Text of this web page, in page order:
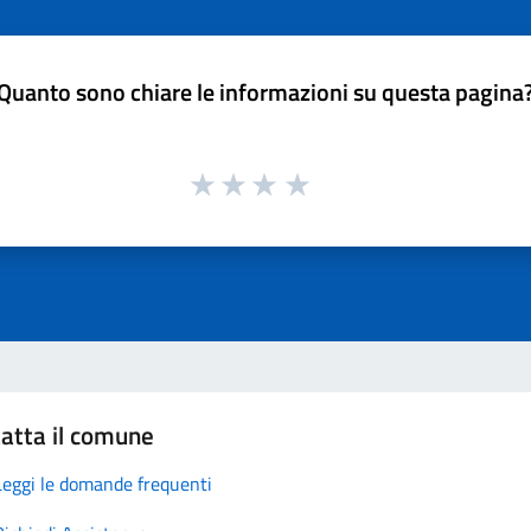
sono chiare le informazioni su questa
il comune
le domande frequenti